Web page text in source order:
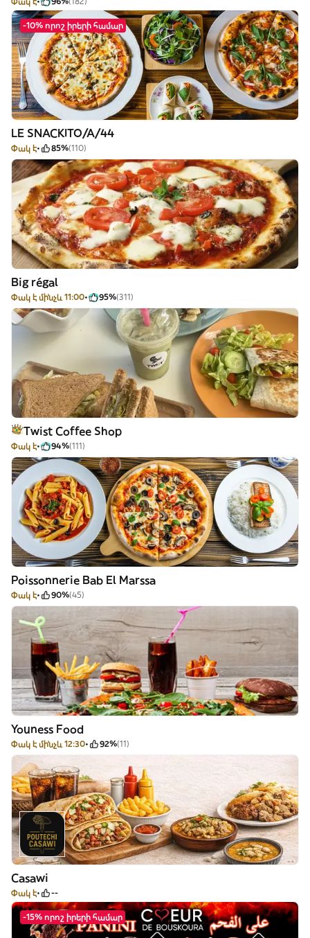
-10% որոշ իրերի համար
LE SNACKITO/A/44
Փակ է 85%(110)
Big régal
Փակ է մինչև 11:00 95%(311)
Twist Coffee Shop
Փակ է 94%(111)
Poissonnerie Bab El Marssa
Փակ է 90%(45)
Youness Food
Փակ է մինչև 12:30 92%(11)
Casawi
Փակ է --
-15% որոշ իրերի համար